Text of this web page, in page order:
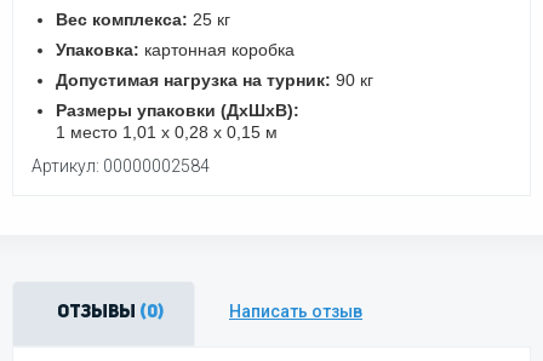
Вес комплекса: 25 кг
Упаковка: картонная коробка
Допустимая нагрузка на турник: 90 кг
Размеры упаковки (ДхШхВ):
1 место 1,01 х 0,28 х 0,15 м
Артикул: 00000002584
Отзывы (0) Написать отзыв